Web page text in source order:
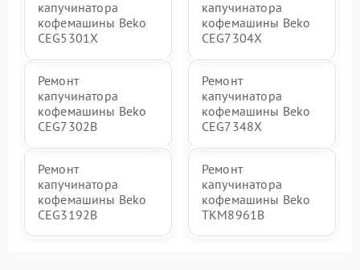
капучинатора
кофемашины Beko
CEG5301X
капучинатора
кофемашины Beko
CEG7304X
Ремонт
капучинатора
кофемашины Beko
CEG7302B
Ремонт
капучинатора
кофемашины Beko
CEG7348X
Ремонт
капучинатора
кофемашины Beko
CEG3192B
Ремонт
капучинатора
кофемашины Beko
TKM8961B